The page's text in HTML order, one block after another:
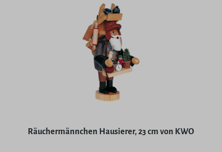
Räuchermännchen Hausierer, 23 cm von KWO